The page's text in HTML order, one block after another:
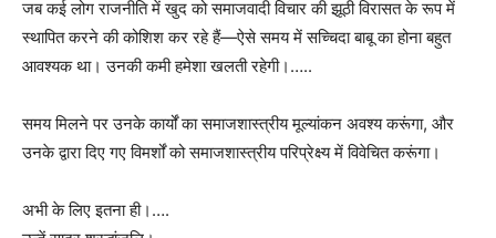
जब कई लोग राजनीति में खुद को समाजवादी विचार की झूठी विरासत के रूप में
स्थापित करने की कोशिश कर रहे हैं—ऐसे समय में सच्चिदा बाबू का होना बहुत
आवश्यक था। उनकी कमी हमेशा खलती रहेगी।…..
समय मिलने पर उनके कार्यों का समाजशास्त्रीय मूल्यांकन अवश्य करूंगा, और
उनके द्वारा दिए गए विमर्शों को समाजशास्त्रीय परिप्रेक्ष्य में विवेचित करूंगा।
अभी के लिए इतना ही।….